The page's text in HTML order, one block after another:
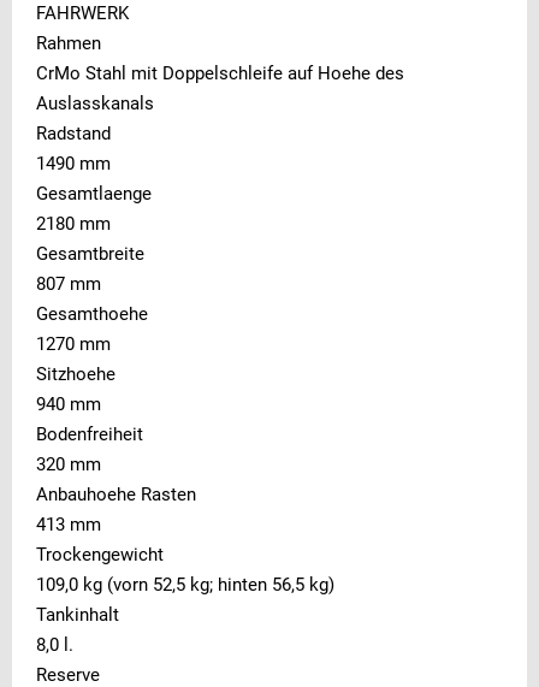
FAHRWERK
Rahmen
CrMo Stahl mit Doppelschleife auf Hoehe des
Auslasskanals
Radstand
1490 mm
Gesamtlaenge
2180 mm
Gesamtbreite
807 mm
Gesamthoehe
1270 mm
Sitzhoehe
940 mm
Bodenfreiheit
320 mm
Anbauhoehe Rasten
413 mm
Trockengewicht
109,0 kg (vorn 52,5 kg; hinten 56,5 kg)
Tankinhalt
8,0 l.
Reserve